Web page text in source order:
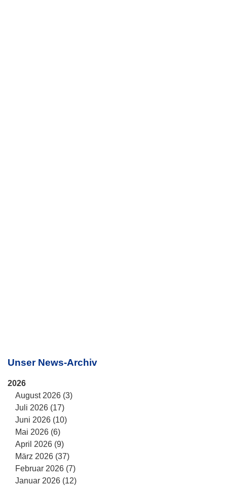
Unser News-Archiv
2026
August 2026 (3)
Juli 2026 (17)
Juni 2026 (10)
Mai 2026 (6)
April 2026 (9)
März 2026 (37)
Februar 2026 (7)
Januar 2026 (12)